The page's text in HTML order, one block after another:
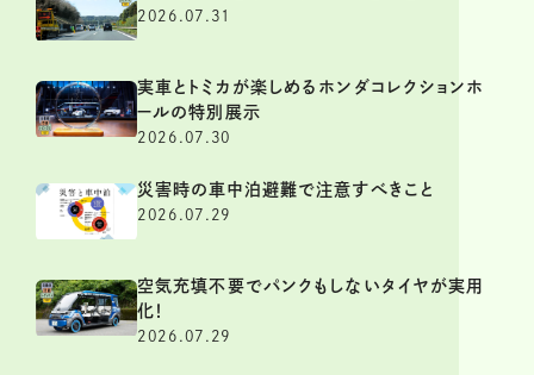
2026.07.31
実車とトミカが楽しめるホンダコレクションホ
ールの特別展示
2026.07.30
災害時の車中泊避難で注意すべきこと
2026.07.29
空気充填不要でパンクもしないタイヤが実用
化！
2026.07.29